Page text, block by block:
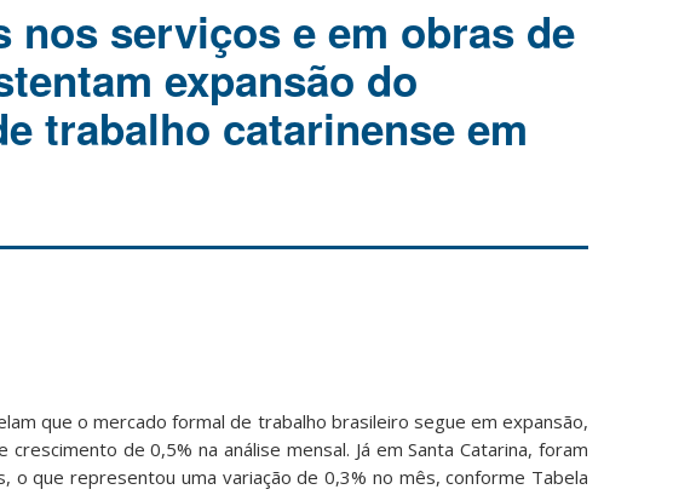
nos serviços e em obras de
expansão do
trabalho catarinense em
que o mercado formal de trabalho brasileiro segue em expansão,
de 0,5% na análise mensal. Já em Santa Catarina, foram
o que representou uma variação de 0,3% no mês, conforme Tabela